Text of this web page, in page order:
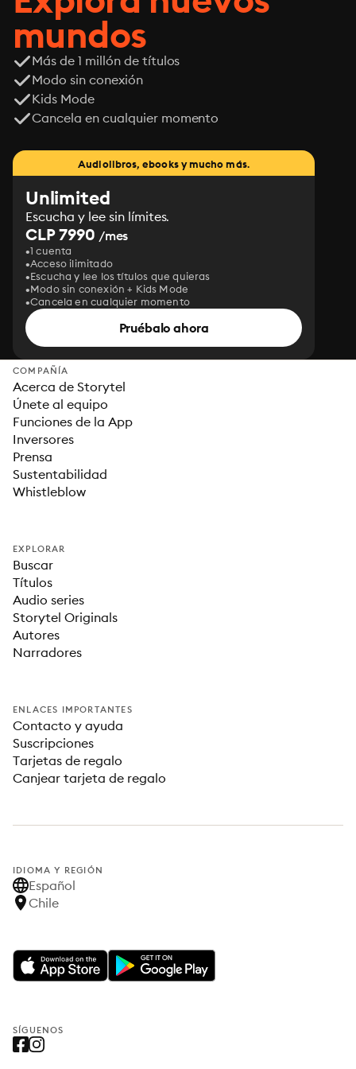
mundos
Más de 1 millón de títulos
Modo sin conexión
Kids Mode
Cancela en cualquier momento
Audiolibros, ebooks y mucho más.
Unlimited
Escucha y lee sin límites.
CLP 7990 /mes
1 cuenta
Acceso ilimitado
Escucha y lee los títulos que quieras
Modo sin conexión + Kids Mode
Cancela en cualquier momento
Pruébalo ahora
COMPAÑÍA
Acerca de Storytel
Únete al equipo
Funciones de la App
Inversores
Prensa
Sustentabilidad
Whistleblow
EXPLORAR
Buscar
Títulos
Audio series
Storytel Originals
Autores
Narradores
ENLACES IMPORTANTES
Contacto y ayuda
Suscripciones
Tarjetas de regalo
Canjear tarjeta de regalo
IDIOMA Y REGIÓN
Español
Chile
SÍGUENOS